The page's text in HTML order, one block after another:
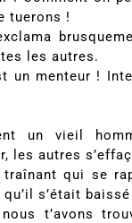
tuerons !
les autres.
un menteur !
un vieil
les autres
qui se
s’était
t’avons